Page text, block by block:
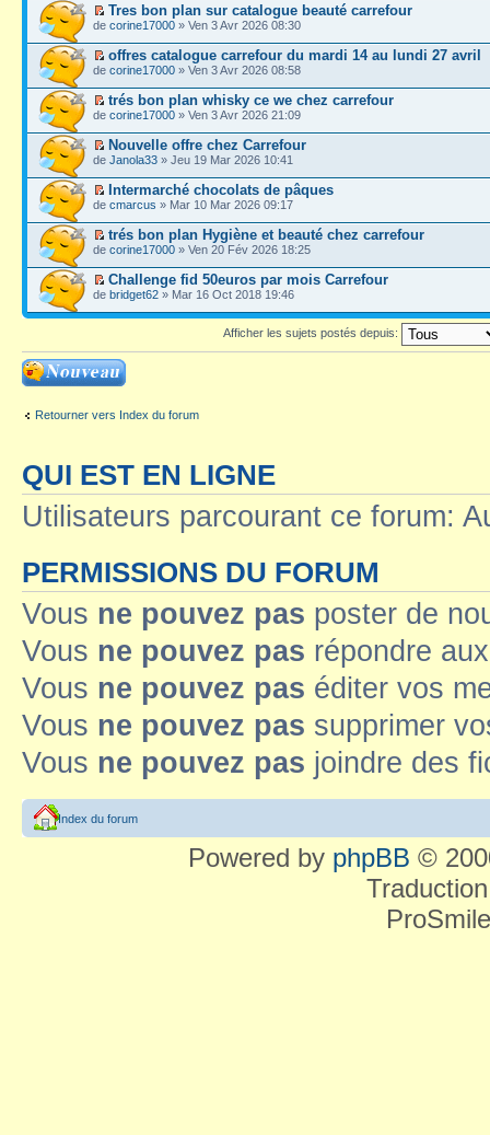
Tres bon plan sur catalogue beauté carrefour
de corine17000 » Ven 3 Avr 2026 08:30
offres catalogue carrefour du mardi 14 au lundi 27 avril
de corine17000 » Ven 3 Avr 2026 08:58
trés bon plan whisky ce we chez carrefour
de corine17000 » Ven 3 Avr 2026 21:09
Nouvelle offre chez Carrefour
de Janola33 » Jeu 19 Mar 2026 10:41
Intermarché chocolats de pâques
de cmarcus » Mar 10 Mar 2026 09:17
trés bon plan Hygiène et beauté chez carrefour
de corine17000 » Ven 20 Fév 2026 18:25
Challenge fid 50euros par mois Carrefour
de bridget62 » Mar 16 Oct 2018 19:46
Afficher les sujets postés depuis:
Ecrire un nouveau
sujet
Retourner vers Index du forum
QUI EST EN LIGNE
Utilisateurs parcourant ce forum:
PERMISSIONS DU FORUM
Vous ne pouvez pas poster de
Vous ne pouvez pas répondre
Vous ne pouvez pas éditer vos
Vous ne pouvez pas supprimer
Vous ne pouvez pas joindre des
Index du forum
Powered by phpBB ©